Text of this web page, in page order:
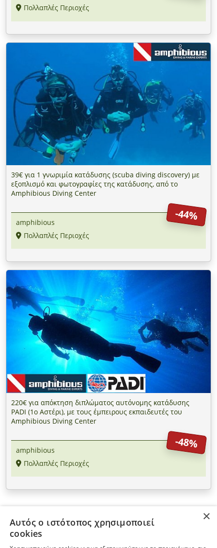
Πολλαπλές Περιοχές
39€ για 1 γνωριμία κατάδυσης (scuba diving discovery) με
εξοπλισμό και φωτογραφίες της κατάδυσης, από το
Amphibious Diving Center
-44%
amphibious
Πολλαπλές Περιοχές
220€ για απόκτηση διπλώματος αυτόνομης κατάδυσης
PADI (1ο Αστέρι), με τους έμπειρους εκπαιδευτές του
Amphibious Diving Center
-48%
amphibious
Πολλαπλές Περιοχές
ΠΛΗΡΟΦΟΡΙΕΣ
×
Αυτός ο ιστότοπος χρησιμοποιεί
cookies